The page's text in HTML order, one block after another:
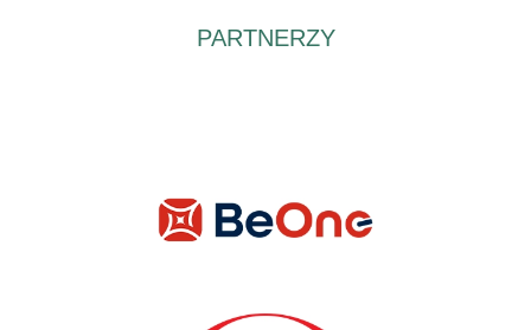
PARTNERZY